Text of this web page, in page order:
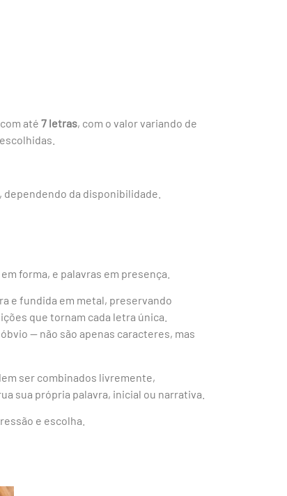
até 7 letras, com o valor variando de
dependendo da disponibilidade.
forma, e palavras em presença.
e fundida em metal, preservando
que tornam cada letra única.
— não são apenas caracteres, mas
ser combinados livremente,
sua própria palavra, inicial ou narrativa.
e escolha.